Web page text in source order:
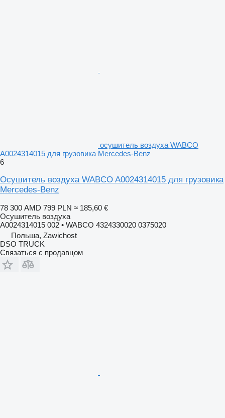
осушитель воздуха WABCO
A0024314015 для грузовика Mercedes-Benz
6
Осушитель воздуха WABCO A0024314015 для грузовика
Mercedes-Benz
78 300 AMD 799 PLN ≈ 185,60 €
Осушитель воздуха
A0024314015 002 • WABCO 4324330020 0375020
Польша, Zawichost
DSO TRUCK
Связаться с продавцом